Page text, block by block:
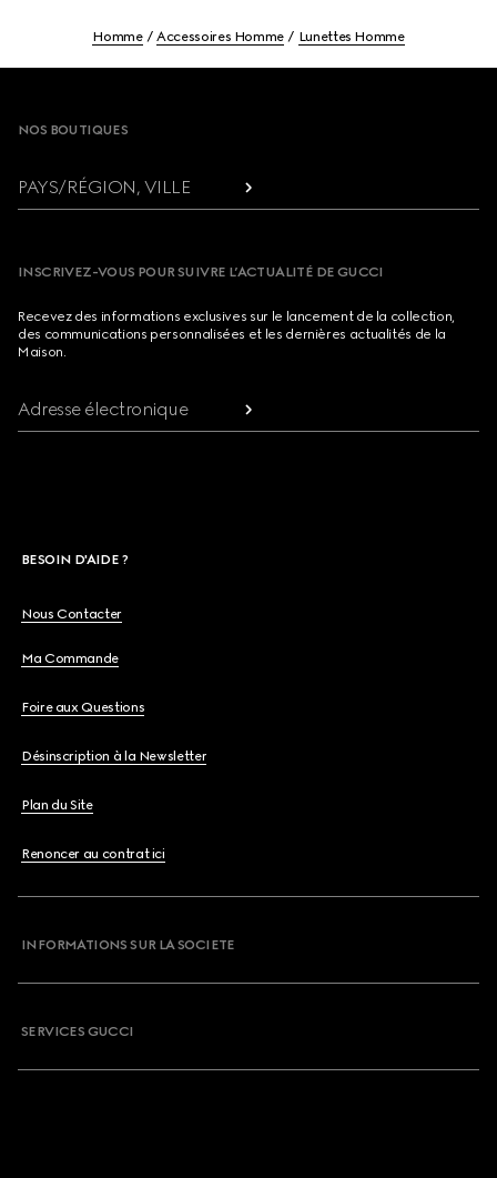
Homme Accessoires Homme Lunettes Homme
NOS BOUTIQUES
PAYS/RÉGION, VILLE
INSCRIVEZ-VOUS POUR SUIVRE L’ACTUALITÉ DE GUCCI
Recevez des informations exclusives sur le lancement de la collection,
des communications personnalisées et les dernières actualités de la
Maison.
Adresse électronique
BESOIN D'AIDE ?
Nous Contacter
Ma Commande
Foire aux Questions
Désinscription à la Newsletter
Plan du Site
Renoncer au contrat ici
INFORMATIONS SUR LA SOCIETE
SERVICES GUCCI